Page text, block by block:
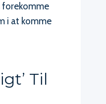
forekomme
i at komme
Til